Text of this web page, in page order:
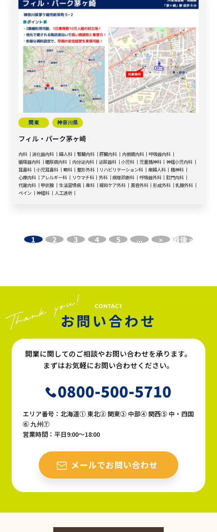
関東 神奈川県
フィル・パーク茅ヶ崎
内科 消化器内科 婦人科 腎臓内科 肝臓内科 内視鏡内科
呼吸器内科
循環器内科
糖尿病内科 内分泌内科 泌尿器科 小児科 児童精神科
神経小児内科
耳鼻科
小児耳鼻科 眼科 整形外科 リハビリテーション科 産婦人科
精神科
心療内科
アレルギー科 リウマチ科 外科 病理診断科 呼吸器外科
肛門内科
代謝内科
甲状腺 生活習慣病 産科 緩和ケア外科 美容外科 形成外科
乳腺外科
ペイン
神経科 人工透析
1 2 3 4 5 ... » 最後 »
CONTACT
お問い合わせ
開業に関してのご相談やお問い合わせを承ります。
まずはお気軽にお問い合わせください。
0800-500-5710
エリア番号：北海道① 東北② 関東③ 中部④ 関西⑤ 中・四国
⑥ 九州⑦
営業時間：平日9:00〜18:00
メールでお問い合わせ